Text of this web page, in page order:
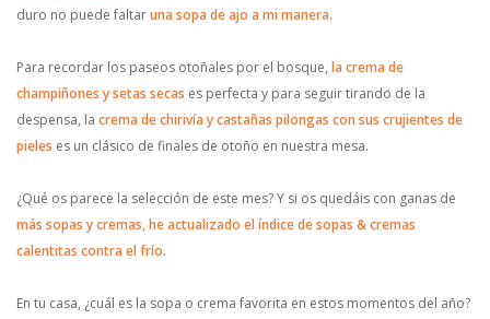
duro no puede faltaruna sopa de ajo a mi manera.
Para recordar los paseos otoñales por el bosque, la crema de
champiñones y setas secas es perfecta y para seguir tirando de la
despensa, la crema de chirivía y castañas pilongas con sus crujientes de
pieles es un clásico de finales de otoño en nuestra mesa.
¿Qué os parece la selección de este mes? Y si os quedáis con ganas de
más sopas y cremas, he actualizado el índice de sopas & cremas
calentitas contra el frío.
En tu casa, ¿cuál es la sopa o crema favorita en estos momentos del año?